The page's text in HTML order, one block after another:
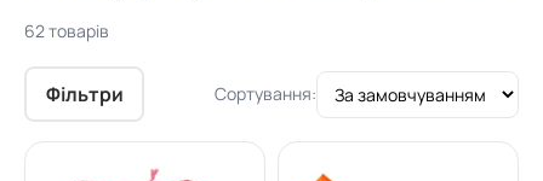
62 товарів
Фільтри Сортування: